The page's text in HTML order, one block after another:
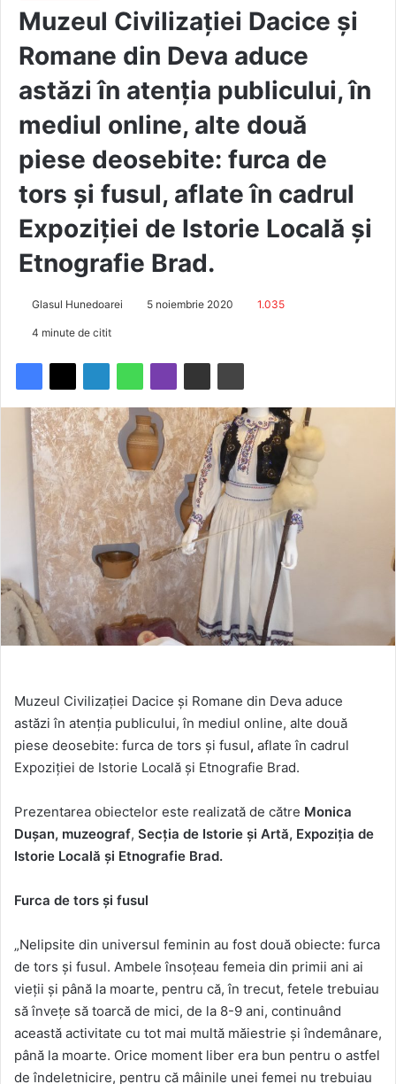
Muzeul Civilizației Dacice și
Romane din Deva aduce
astăzi în atenția publicului, în
mediul online, alte două
piese deosebite: furca de
tors și fusul, aflate în cadrul
Expoziției de Istorie Locală și
Etnografie Brad.
Glasul Hunedoarei 5 noiembrie 2020 1.035
4 minute de citit
Muzeul Civilizației Dacice și Romane din Deva aduce
astăzi în atenția publicului, în mediul online, alte două
piese deosebite: furca de tors și fusul, aflate în cadrul
Expoziției de Istorie Locală și Etnografie Brad.
Prezentarea obiectelor este realizată de către Monica
Dușan, muzeograf, Secția de Istorie și Artă, Expoziția de
Istorie Locală și Etnografie Brad.
Furca de tors și fusul
„Nelipsite din universul feminin au fost două obiecte: furca
de tors și fusul. Ambele însoțeau femeia din primii ani ai
vieții și până la moarte, pentru că, în trecut, fetele trebuiau
să învețe să toarcă de mici, de la 8-9 ani, continuând
această activitate cu tot mai multă măiestrie și îndemânare,
până la moarte. Orice moment liber era bun pentru o astfel
de îndeletnicire, pentru că mâinile unei femei nu trebuiau